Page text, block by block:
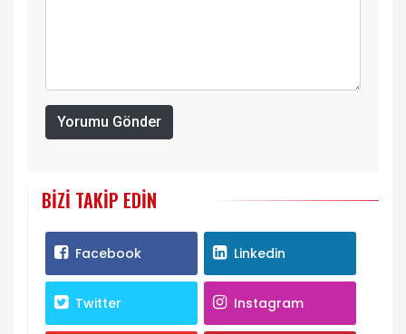
Yorumu Gönder
BIZI TAKIP EDIN
Facebook Linkedin
Twitter Instagram